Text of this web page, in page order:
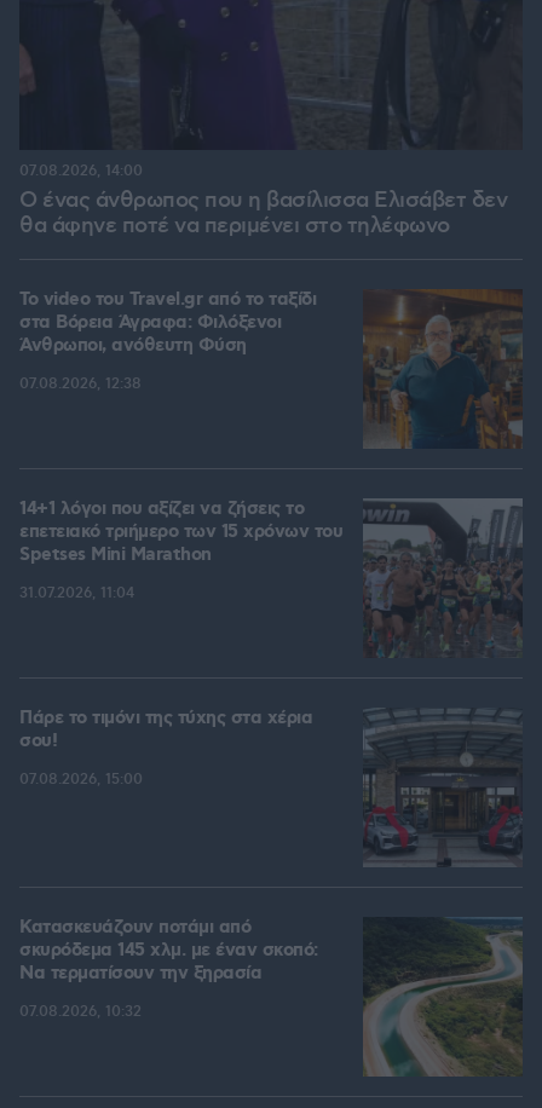
Ο ένας άνθρωπος που η βασίλισσα Ελισάβετ δεν
θα άφηνε ποτέ να περιμένει στο τηλέφωνο
07.08.2026, 14:00
To video του Travel.gr από το ταξίδι
στα Βόρεια Άγραφα: Φιλόξενοι
Άνθρωποι, ανόθευτη Φύση
07.08.2026, 12:38
14+1 λόγοι που αξίζει να ζήσεις το
επετειακό τριήμερο των 15 χρόνων του
Spetses Mini Marathon
31.07.2026, 11:04
Πάρε το τιμόνι της τύχης στα χέρια
σου!
07.08.2026, 15:00
Κατασκευάζουν ποτάμι από
σκυρόδεμα 145 χλμ. με έναν σκοπό:
Να τερματίσουν την ξηρασία
07.08.2026, 10:32